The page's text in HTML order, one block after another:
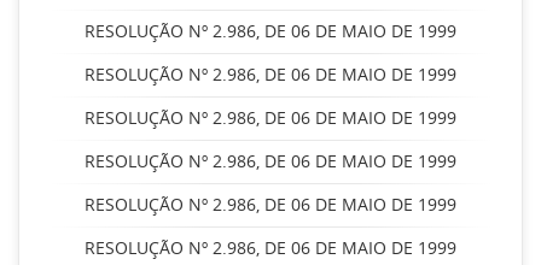
RESOLUÇÃO Nº 2.986, DE 06 DE MAIO DE 1999
RESOLUÇÃO Nº 2.986, DE 06 DE MAIO DE 1999
RESOLUÇÃO Nº 2.986, DE 06 DE MAIO DE 1999
RESOLUÇÃO Nº 2.986, DE 06 DE MAIO DE 1999
RESOLUÇÃO Nº 2.986, DE 06 DE MAIO DE 1999
RESOLUÇÃO Nº 2.986, DE 06 DE MAIO DE 1999